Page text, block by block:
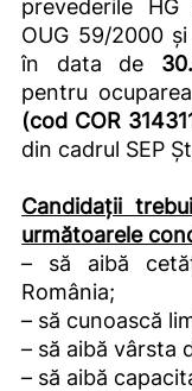
prevederile
OUG 59/2000
în data de 3
pentru
(cod COR
din cadrul SEP
Candidații
următoarele
– să aibă
România;
– să cunoască
– să aibă vârsta
– să aibă